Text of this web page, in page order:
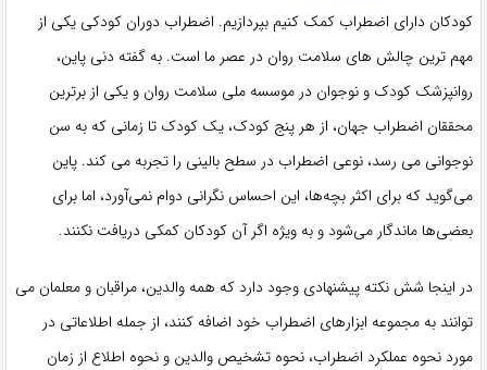
کودکان دارای اضطراب کمک کنیم بپردازیم. اضطراب دوران کودکی یکی از
مهم ترین چالش های سلامت روان در عصر ما است. به گفته دنی پاین،
روانپزشک کودک و نوجوان در موسسه ملی سلامت روان و یکی از برترین
محققان اضطراب جهان، از هر پنج کودک، یک کودک تا زمانی که به سن
نوجوانی می رسد، نوعی اضطراب در سطح بالینی را تجربه می کند. پاین
می‌گوید که برای اکثر بچه‌ها، این احساس نگرانی دوام نمی‌آورد، اما برای
بعضی‌ها ماندگار می‌شود و به‌ ویژه اگر آن کودکان کمکی دریافت نکنند.
در اینجا شش نکته پیشنهادی وجود دارد که همه والدین، مراقبان و معلمان می
توانند به مجموعه ابزارهای اضطراب خود اضافه کنند، از جمله اطلاعاتی در
مورد نحوه عملکرد اضطراب، نحوه تشخیص والدین و نحوه اطلاع از زمان